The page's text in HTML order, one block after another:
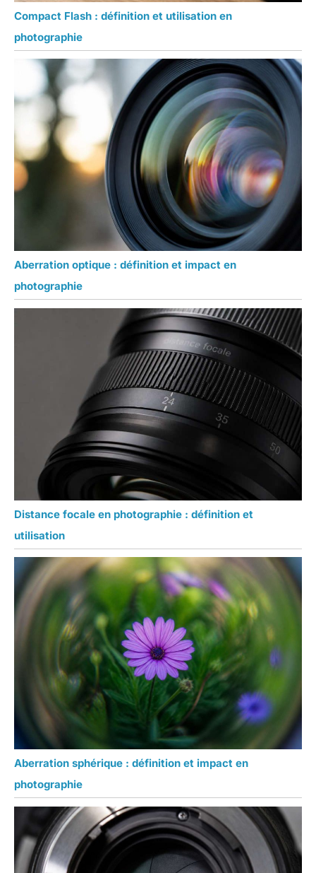
Compact Flash : définition et utilisation en
photographie
Aberration optique : définition et impact en
photographie
Distance focale en photographie : définition et
utilisation
Aberration sphérique : définition et impact en
photographie